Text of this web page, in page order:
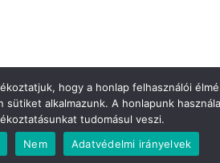
hogy a honlap felhasználói
sütiket alkalmazunk. A honlapunk
tudomásul veszi.
Nem Adatvédelmi irányelvek